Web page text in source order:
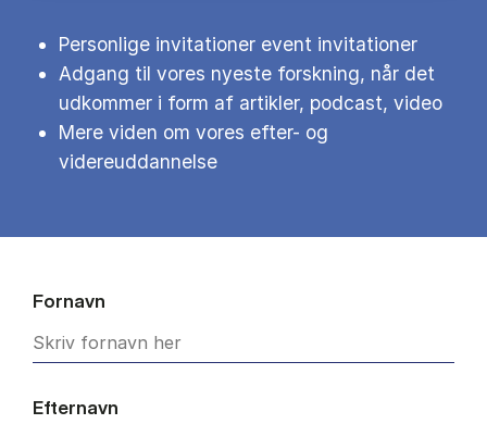
Personlige invitationer event invitationer
Adgang til vores nyeste forskning, når det
udkommer i form af artikler, podcast, video
Mere viden om vores efter- og
videreuddannelse
Fornavn
Efternavn